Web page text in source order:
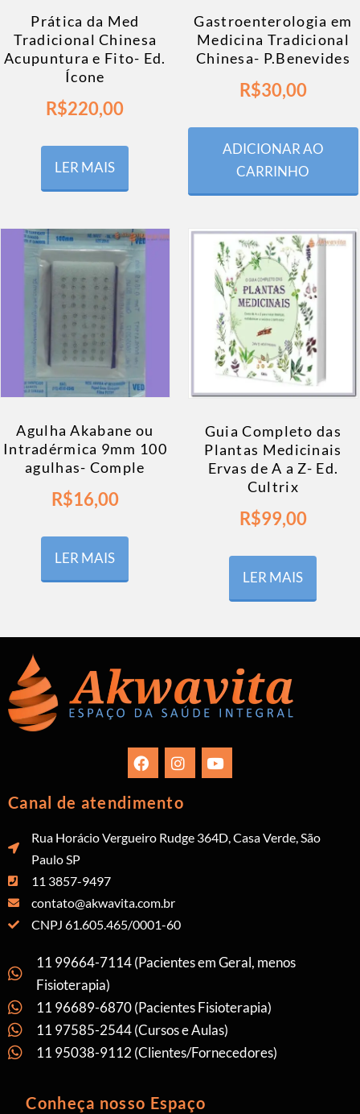
Prática da Med
Tradicional Chinesa
Acupuntura e Fito- Ed.
Ícone
R$220,00
LER MAIS
Gastroenterologia em
Medicina Tradicional
Chinesa- P.Benevides
R$30,00
ADICIONAR AO
CARRINHO
Agulha Akabane ou
Intradérmica 9mm 100
agulhas- Comple
R$16,00
LER MAIS
Guia Completo das
Plantas Medicinais
Ervas de A a Z- Ed.
Cultrix
R$99,00
LER MAIS
Canal de atendimento
Rua Horácio Vergueiro Rudge 364D, Casa Verde, São
Paulo SP
11 3857-9497
contato@akwavita.com.br
CNPJ 61.605.465/0001-60
11 99664-7114 (Pacientes em Geral, menos
Fisioterapia)
11 96689-6870 (Pacientes Fisioterapia)
11 97585-2544 (Cursos e Aulas)
11 95038-9112 (Clientes/Fornecedores)
Conheça nosso Espaço